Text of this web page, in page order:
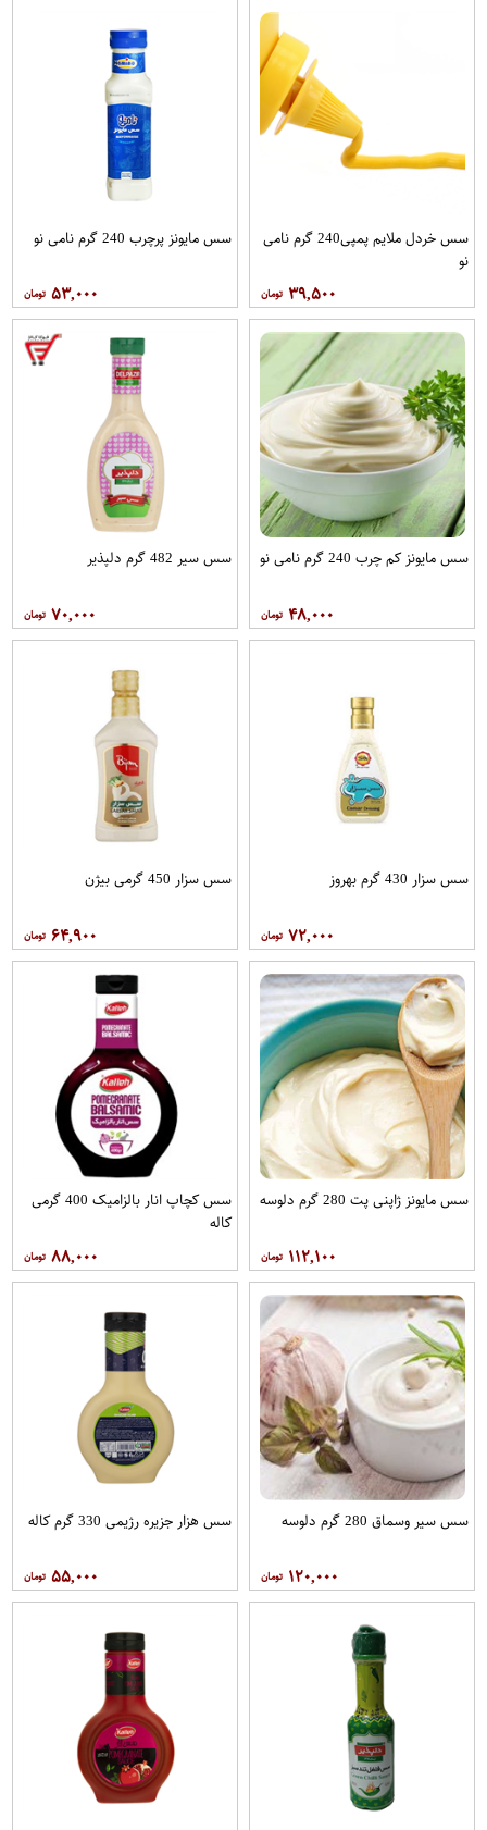
سس خردل ملایم پمپی240 گرم نامی
نو
۳۹,۵۰۰
سس مایونز پرچرب 240 گرم نامی نو
۵۳,۰۰۰
سس مایونز کم چرب 240 گرم نامی نو
۴۸,۰۰۰
سس سیر 482 گرم دلپذیر
۷۰,۰۰۰
سس سزار 430 گرم بهروز
۷۲,۰۰۰
سس سزار 450 گرمی بیژن
۶۴,۹۰۰
سس مایونز ژاپنی پت 280 گرم دلوسه
۱۱۲,۱۰۰
سس کچاپ انار بالزامیک 400 گرمی
کاله
۸۸,۰۰۰
سس سیر وسماق 280 گرم دلوسه
۱۲۰,۰۰۰
سس هزار جزیره رژیمی 330 گرم کاله
۵۵,۰۰۰